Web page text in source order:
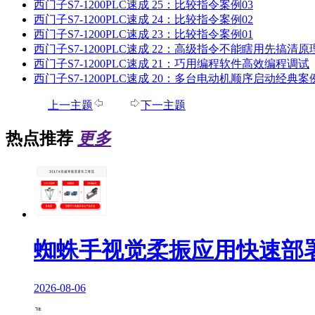
西门子S7-1200PLC速成 25：比较指令案例03
西门子S7-1200PLC速成 24：比较指令案例02
西门子S7-1200PLC速成 23：比较指令案例01
西门子S7-1200PLC速成 22：高级指令不能瞎用先搞清原
西门子S7-1200PLC速成 21：巧用编程软件高效编程调试
西门子S7-1200PLC速成 20：多台电动机顺序启动经典案
上一主题 下一主题
热点推荐 更多
蜘蛛手视觉柔振应用快速部
2026-08-06